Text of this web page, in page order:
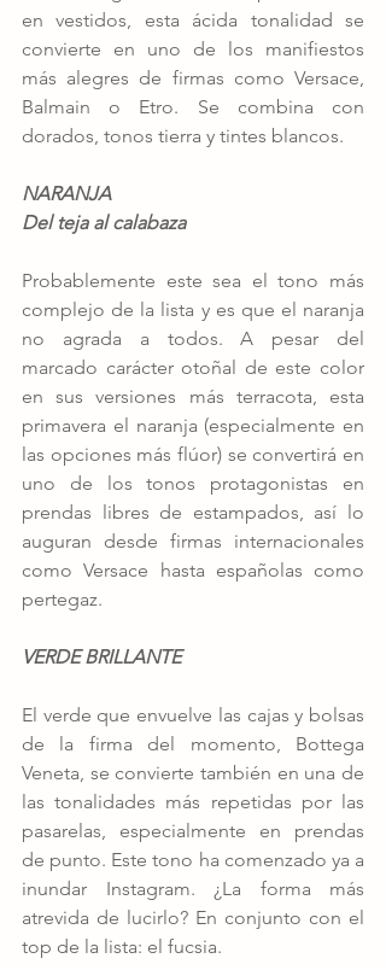
en vestidos, esta ácida tonalidad se
convierte en uno de los manifiestos
más alegres de firmas como Versace,
Balmain o Etro. Se combina con
dorados, tonos tierra y tintes blancos.
NARANJA
Del teja al calabaza
Probablemente este sea el tono más
complejo de la lista y es que el naranja
no agrada a todos. A pesar del
marcado carácter otoñal de este color
en sus versiones más terracota, esta
primavera el naranja (especialmente en
las opciones más flúor) se convertirá en
uno de los tonos protagonistas en
prendas libres de estampados, así lo
auguran desde firmas internacionales
como Versace hasta españolas como
pertegaz.
VERDE BRILLANTE
El verde que envuelve las cajas y bolsas
de la firma del momento, Bottega
Veneta, se convierte también en una de
las tonalidades más repetidas por las
pasarelas, especialmente en prendas
de punto. Este tono ha comenzado ya a
inundar Instagram. ¿La forma más
atrevida de lucirlo? En conjunto con el
top de la lista: el fucsia.